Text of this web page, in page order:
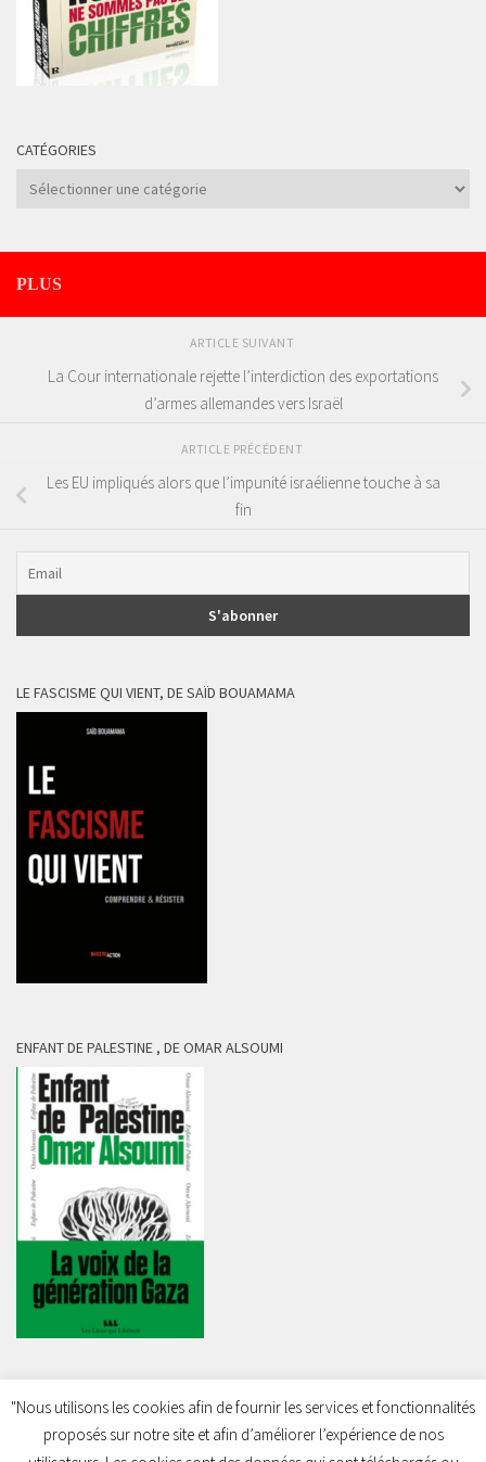
CATÉGORIES
Catégories
PLUS
ARTICLE SUIVANT
La Cour internationale rejette l’interdiction des exportations
d’armes allemandes vers Israël
ARTICLE PRÉCÉDENT
Les EU impliqués alors que l’impunité israélienne touche à sa
fin
LE FASCISME QUI VIENT, DE SAÏD BOUAMAMA
ENFANT DE PALESTINE , DE OMAR ALSOUMI
Charleroi Pour la Palestine © 2026. Tous droits réservés.
"Nous utilisons les cookies afin de fournir les services et fonctionnalités
proposés sur notre site et afin d’améliorer l’expérience de nos